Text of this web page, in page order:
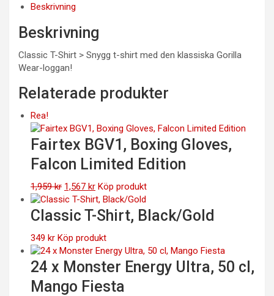
Beskrivning
Beskrivning
Classic T-Shirt > Snygg t-shirt med den klassiska Gorilla
Wear-loggan!
Relaterade produkter
Rea!
Fairtex BGV1, Boxing Gloves,
Falcon Limited Edition
1,959kr Det
ursprungliga
priset
var:
1,959 kr.
1,567 krDet
nuvarande
priset
är:
1,567 kr.
Köp produkt
Classic T-Shirt, Black/Gold
349 kr Köp produkt
24 x Monster Energy Ultra, 50 cl,
Mango Fiesta